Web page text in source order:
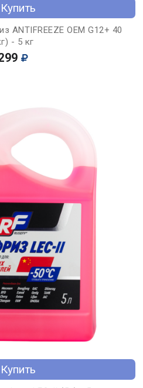
Купить
ANTIFREEZE OEM G12+ 40
- 5 кг
Купить